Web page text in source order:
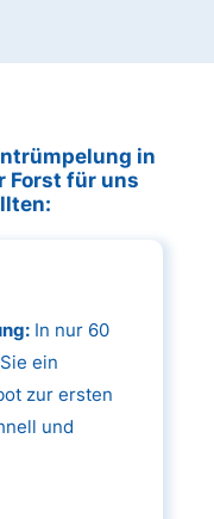
in
Forst für uns
In nur 60
ein
zur ersten
und